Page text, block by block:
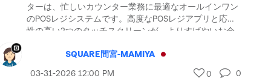
ターは、忙しいカウンター業務に最適なオールインワン
のPOSレジシステムです。高度なPOSレジアプリと応答
性の高い2つのタッチスクリーンが、よりすばやいお会
は、アップグレードによりパフォーマンスがさらに向
上。スピードと耐久性、両方を搭載しています。 速さ
と性能を強化したプロセッサが、ピーク時の複雑な操作
SQUARE間宮-MAMIYA
‎03-31-2026 12:00 PM 0 0